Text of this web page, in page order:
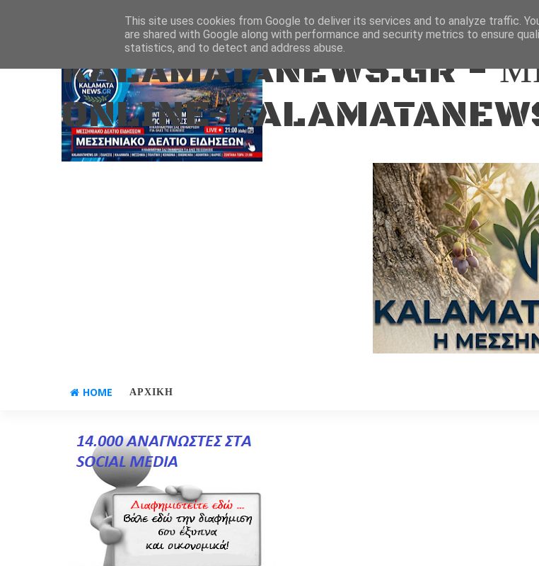
Aug 9, 2026
KALAMATANEWS.GR -
ONLINE-
HOME ΑΡΧΙΚΗ
This site uses cookies from Google to deliver its services and to analyze traffic.
are shared with Google along with performance and security metrics to ensure
statistics, and to detect and address abuse.